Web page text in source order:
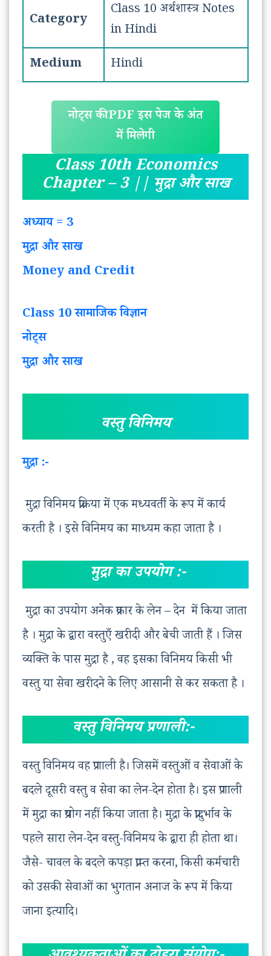
Category
Class 10 अर्थशास्त्र Notes
in Hindi
Medium
Hindi
नोट्स की PDF इस पेज के अंत
में मिलेगी
Class 10th Economics
Chapter – 3 || मुद्रा और साख
अध्याय = 3
मुद्रा और साख
Money and Credit
Class 10 सामाजिक विज्ञान
नोट्स
मुद्रा और साख
वस्तु विनिमय
मुद्रा :-
मुद्रा विनिमय प्रक्रिया में एक मध्यवर्ती के रूप में कार्य
करती है । इसे विनिमय का माध्यम कहा जाता है ।
मुद्रा का उपयोग :-
मुद्रा का उपयोग अनेक प्रकार के लेन – देन में किया जाता
है । मुद्रा के द्वारा वस्तुएँ खरीदी और बेची जाती हैं । जिस
व्यक्ति के पास मुद्रा है , वह इसका विनिमय किसी भी
वस्तु या सेवा खरीदने के लिए आसानी से कर सकता है ।
वस्तु विनिमय प्रणाली:-
वस्तु विनिमय वह प्रणाली है। जिसमें वस्तुओं व सेवाओं के
बदले दूसरी वस्तु व सेवा का लेन-देन होता है। इस प्रणाली
में मुद्रा का प्रयोग नहीं किया जाता है। मुद्रा के प्रादुर्भाव के
पहले सारा लेन-देन वस्तु-विनिमय के द्वारा ही होता था।
जैसे- चावल के बदले कपड़ा प्राप्त करना, किसी कर्मचारी
को उसकी सेवाओं का भुगतान अनाज के रूप में किया
जाना इत्यादि।